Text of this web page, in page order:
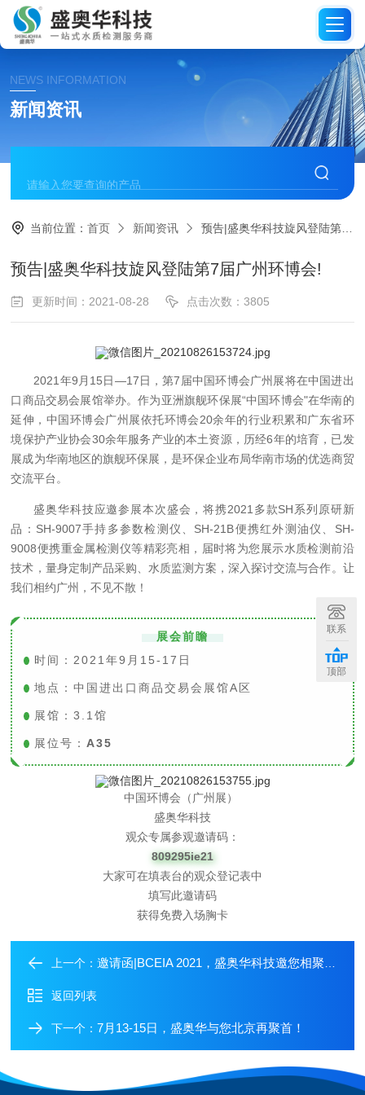
NEWS INFORMATION
新闻资讯
当前位置：首页 新闻资讯 预告|盛奥华科技旋风登陆第7届广州环博会!
预告|盛奥华科技旋风登陆第7届广州环博会!
更新时间：2021-08-28 点击次数：3805
2021年9月15日—17日，第7届中国环博会广州展将在中国进出
口商品交易会展馆举办。作为亚洲旗舰环保展“中国环博会"在华南的
延伸，中国环博会广州展依托环博会20余年的行业积累和广东省环
境保护产业协会30余年服务产业的本土资源，历经6年的培育，已发
展成为华南地区的旗舰环保展，是环保企业布局华南市场的优选商贸
交流平台。
盛奥华科技应邀参展本次盛会，将携2021多款SH系列原研新
品：SH-9007手持多参数检测仪、SH-21B便携红外测油仪、SH-
9008便携重金属检测仪等精彩亮相，届时将为您展示水质检测前沿
技术，量身定制产品采购、水质监测方案，深入探讨交流与合作。让
我们相约广州，不见不散！
展会前瞻
时间：2021年9月15-17日
地点：中国进出口商品交易会展馆A区
展馆：3.1馆
展位号： A35
中国环博会（广州展）
盛奥华科技
观众专属参观邀请码：
809295ie21
大家可在填表台的观众登记表中
填写此邀请码
获得免费入场胸卡
上一个：邀请函|BCEIA 2021，盛奥华科技邀您相聚北京，共话未来
返回列表
下一个：7月13-15日，盛奥华与您北京再聚首！
联系
顶部